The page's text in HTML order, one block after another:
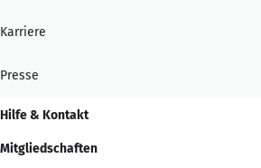
Karriere
Presse
Hilfe & Kontakt
Mitgliedschaften